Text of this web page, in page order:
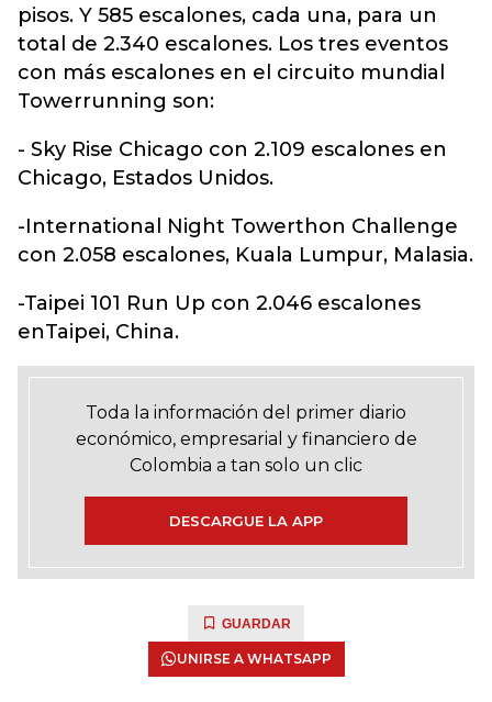
pisos. Y 585 escalones, cada una, para un
total de 2.340 escalones. Los tres eventos
con más escalones en el circuito mundial
Towerrunning son:
- Sky Rise Chicago con 2.109 escalones en
Chicago, Estados Unidos.
-International Night Towerthon Challenge
con 2.058 escalones, Kuala Lumpur, Malasia.
-Taipei 101 Run Up con 2.046 escalones
enTaipei, China.
Toda la información del primer diario
económico, empresarial y financiero de
Colombia a tan solo un clic
DESCARGUE LA APP
GUARDAR
UNIRSE A WHATSAPP